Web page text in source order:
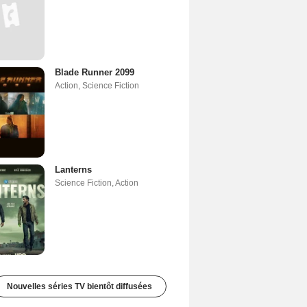
Blade Runner 2099
Action, Science Fiction
Lanterns
Science Fiction,Action
Nouvelles séries TV bientôt diffusées